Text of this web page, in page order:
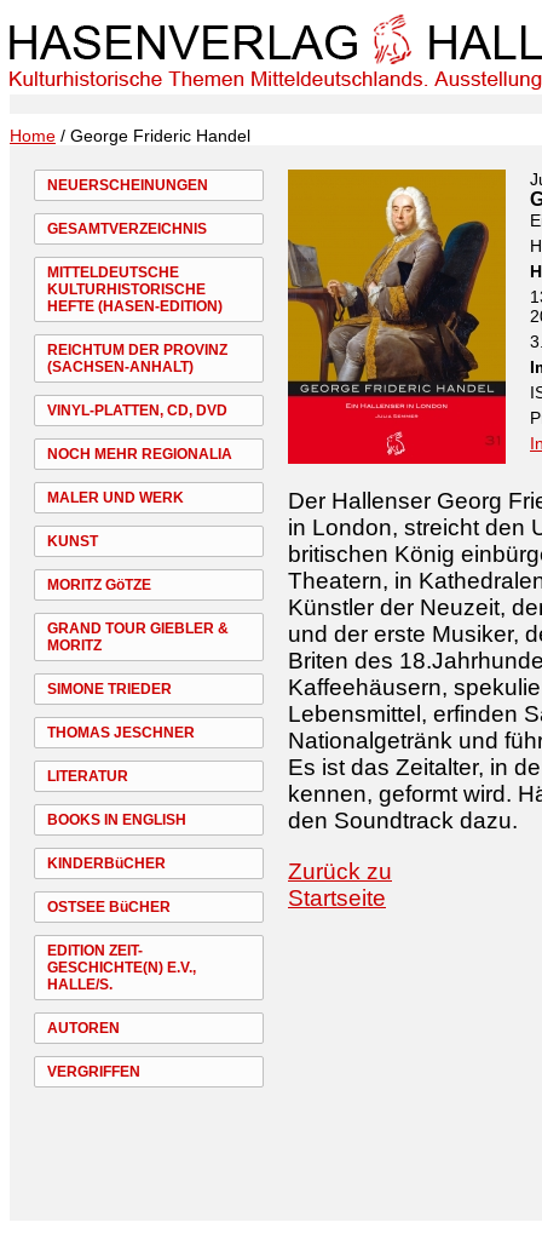
Home / George Frideric Handel
NEUERSCHEINUNGEN
GESAMTVERZEICHNIS
MITTELDEUTSCHE
KULTURHISTORISCHE
HEFTE (HASEN-EDITION)
REICHTUM DER PROVINZ
(SACHSEN-ANHALT)
VINYL-PLATTEN, CD, DVD
NOCH MEHR REGIONALIA
MALER UND WERK
KUNST
MORITZ GöTZE
GRAND TOUR GIEBLER &
MORITZ
SIMONE TRIEDER
THOMAS JESCHNER
LITERATUR
BOOKS IN ENGLISH
KINDERBüCHER
OSTSEE BüCHER
EDITION ZEIT-
GESCHICHTE(N) E.V.,
HALLE/S.
AUTOREN
VERGRIFFEN
Der Hallenser Georg
in London, streicht den
britischen König
Theatern, in
Künstler der Neuzeit,
und der erste Musiker,
Briten des
Kaffeehäusern,
Lebensmittel, erfinden
Nationalgetränk und
Es ist das Zeitalter, in
kennen, geformt wird.
den Soundtrack dazu.
Zurück zu
Startseite